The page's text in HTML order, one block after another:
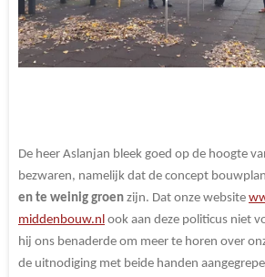
De heer Aslanjan bleek goed op de hoogte
bezwaren, namelijk dat de concept
en te weinig groen zijn. Dat onze website
middenbouw.nl ook aan deze politicus niet
hij ons benaderde om meer te horen over
de uitnodiging met beide handen